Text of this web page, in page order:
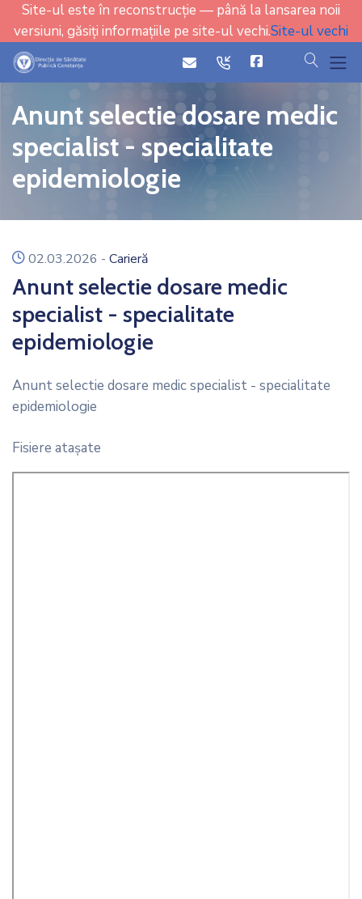
Site-ul este în reconstrucție — până la lansarea noii
versiuni, găsiți informațiile pe site-ul vechi.Site-ul vechi
iconicon cauta
Anunt selectie dosare medic
specialist - specialitate
epidemiologie
icon
02.03.2026 - Carieră
Anunt selectie dosare medic
specialist - specialitate
epidemiologie
Anunt selectie dosare medic specialist - specialitate
epidemiologie
Fisiere ataşate